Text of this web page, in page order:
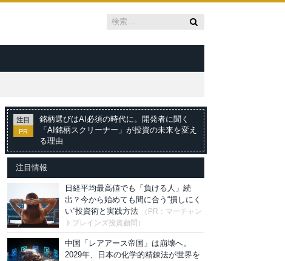
注目
PR
銘柄選びはAI必須の時代に。開発者に聞く
「AI銘柄スクリーナー」が投資の未来を変え
る理由
注目情報
日経平均最高値でも「負ける人」続
出？今から始めても間に合う“損しにく
い”投資術と実践方法
（PR：マーチャン
トブレインズ投資顧問）
中国「レアアース帝国」は崩壊へ。
2029年、日本の化学的精錬法が世界を